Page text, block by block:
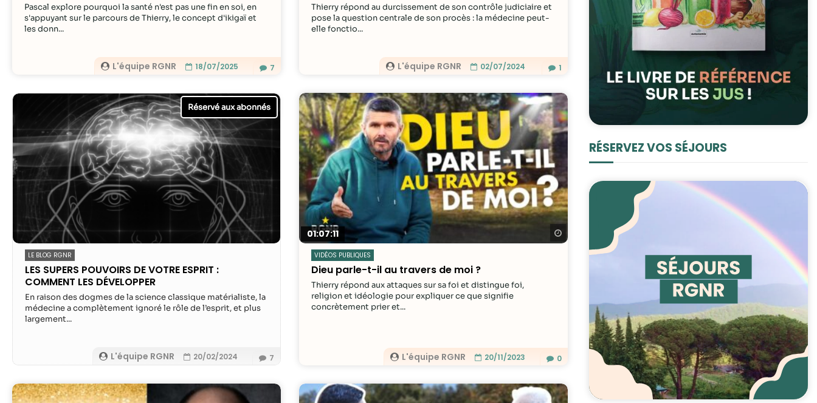
L'équipe RGNR 18/07/2025
Pascal explore pourquoi la santé n'est pas une fin en soi, en
s'appuyant sur le parcours de Thierry, le concept d'ikigaï et
les donn...
7 L'équipe RGNR 02/07/2024
Thierry répond au durcissement de son contrôle judiciaire et
pose la question centrale de son procès : la médecine peut-
elle fonctio...
1
LE BLOG RGNR
LES SUPERS POUVOIRS DE VOTRE ESPRIT :
COMMENT LES DÉVELOPPER
L'équipe RGNR 20/02/2024
En raison des dogmes de la science classique matérialiste, la
médecine a complètement ignoré le rôle de l’esprit, et plus
largement...
7
Regarder plus tard
01:07:11
VIDÉOS PUBLIQUES
Dieu parle-t-il au travers de moi ?
L'équipe RGNR 20/11/2023
Thierry répond aux attaques sur sa foi et distingue foi,
religion et idéologie pour expliquer ce que signifie
concrètement prier et...
0
RÉSERVEZ VOS SÉJOURS
du site Web,
en fonction
Web est
utilisé.
Experience
Afin que notre
site Web
fonctionne
aussi bien que
possible lors
de votre visite.
Si vous refusez
ces cookies,
certaines
du site Web.
votre
comportement
visitez notre
site, vous